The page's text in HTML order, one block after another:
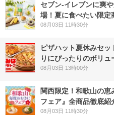
セブン‐イレブンに爽
場！夏に食べたい限定
08月03日 11時30分
ピザハット夏休みセ
りにぴったりのボリ
08月03日 13時00分
関西限定！和歌山の
フェア』全商品徹底紹
08月03日 11時30分